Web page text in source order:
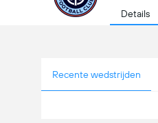
Details
Recente wedstrijden